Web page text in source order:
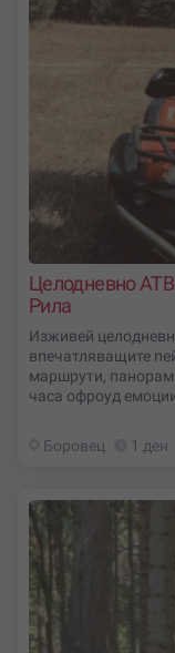
Целодневно
Рила
Изживей
впечатляващите
маршрути,
часа офроуд
Боровец 1 ден